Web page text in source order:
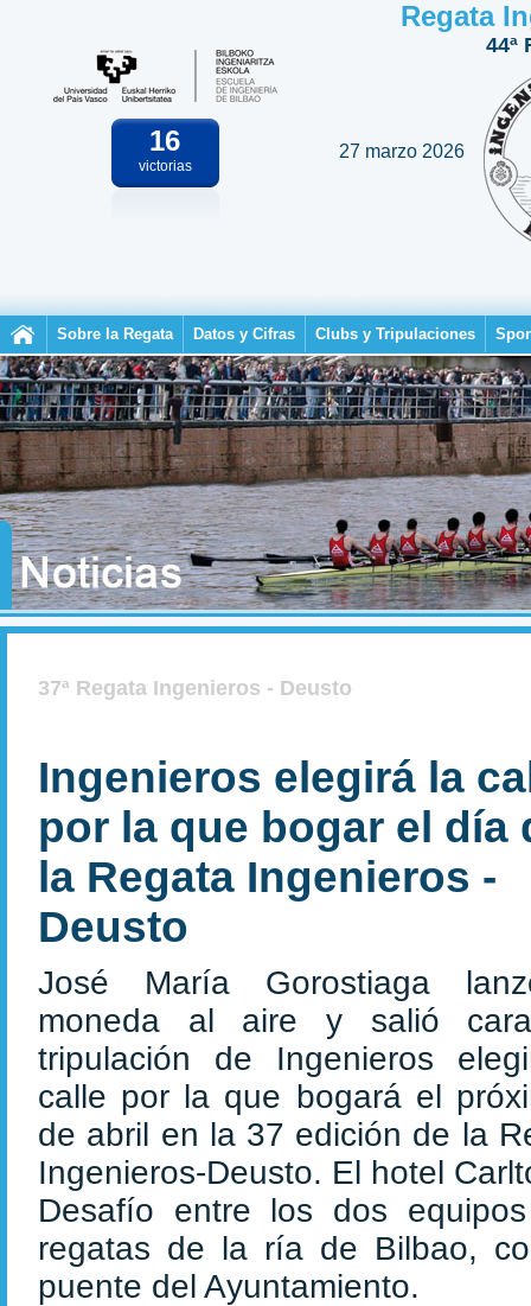
16
victorias
Regata
44ª
27 marzo 2026
Sobre la Regata Datos y Cifras Clubs y Tripulaciones
37ª Regata Ingenieros - Deusto
Ingenieros elegirá la
por la que bogar el día
la Regata Ingenieros -
Deusto
José María Gorostiaga
moneda al aire y salió
tripulación de Ingenieros
calle por la que bogará el
de abril en la 37 edición de la
Ingenieros-Deusto. El hotel
Desafío entre los dos
regatas de la ría de Bilbao,
puente del Ayuntamiento.